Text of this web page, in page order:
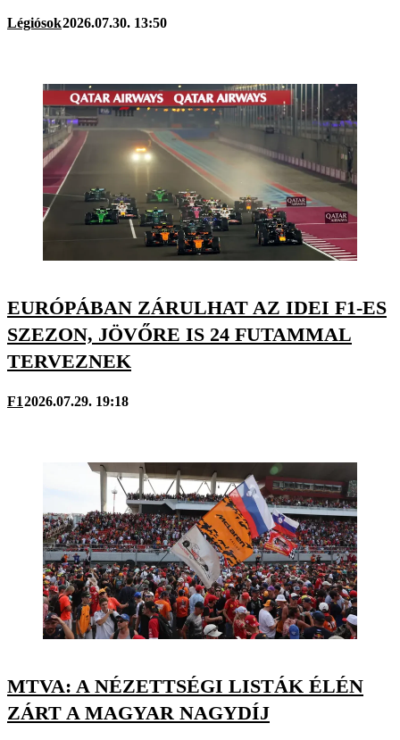
Légiósok2026.07.30. 13:50
EURÓPÁBAN ZÁRULHAT AZ IDEI F1-ES
SZEZON, JÖVŐRE IS 24 FUTAMMAL
TERVEZNEK
F12026.07.29. 19:18
MTVA: A NÉZETTSÉGI LISTÁK ÉLÉN
ZÁRT A MAGYAR NAGYDÍJ